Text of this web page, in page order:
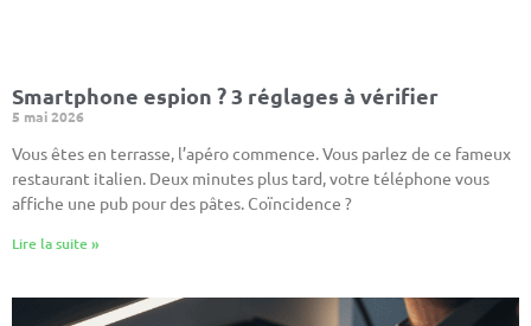
Smartphone espion ? 3 réglages à vérifier
5 mai 2026
Vous êtes en terrasse, l’apéro commence. Vous parlez de ce fameux
restaurant italien. Deux minutes plus tard, votre téléphone vous
affiche une pub pour des pâtes. Coïncidence ?
Lire la suite »